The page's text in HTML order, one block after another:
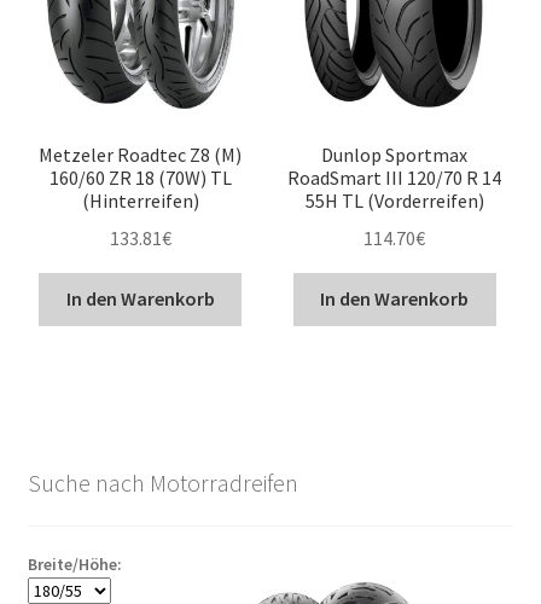
Metzeler Roadtec Z8 (M)
160/60 ZR 18 (70W) TL
(Hinterreifen)
133.81€
In den Warenkorb
Dunlop Sportmax
RoadSmart III 120/70 R 14
55H TL (Vorderreifen)
114.70€
In den Warenkorb
Suche nach Motorradreifen
Breite/Höhe: